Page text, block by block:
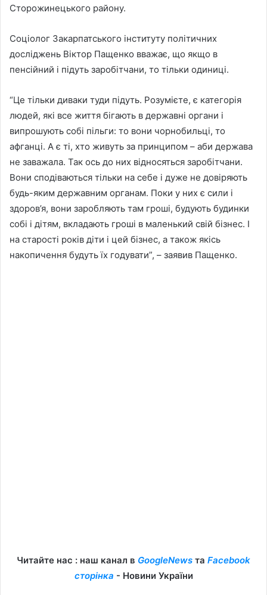
Сторожинецького району.
Соціолог Закарпатського інституту політичних
досліджень Віктор Пащенко вважає, що якщо в
пенсійний і підуть заробітчани, то тільки одиниці.
“Це тільки диваки туди підуть. Розумієте, є категорія
людей, які все життя бігають в державні органи і
випрошують собі пільги: то вони чорнобильці, то
афганці. А є ті, хто живуть за принципом – аби держава
не заважала. Так ось до них відносяться заробітчани.
Вони сподіваються тільки на себе і дуже не довіряють
будь-яким державним органам. Поки у них є сили і
здоров’я, вони заробляють там гроші, будують будинки
собі і дітям, вкладають гроші в маленький свій бізнес. І
на старості років діти і цей бізнес, а також якісь
накопичення будуть їх годувати”, – заявив Пащенко.
Читайте нас : наш канал в GoogleNews та Facebook
сторінка - Новини України